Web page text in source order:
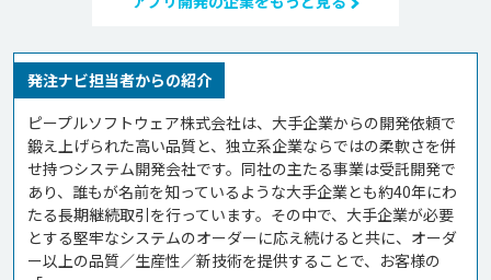
発注ナビ担当者からの紹介
ピープルソフトウェア株式会社は、大手企業からの開発依頼で
鍛え上げられた高い品質と、独立系企業ならではの柔軟さを併
せ持つシステム開発会社です。同社の主たる事業は受託開発で
あり、誰もが名前を知っているような大手企業とも約40年にわ
たる長期継続取引を行っています。その中で、大手企業が必要
とする堅牢なシステムのオーダーに応え続けると共に、オーダ
ー以上の品質／生産性／新技術を提供することで、お客様の